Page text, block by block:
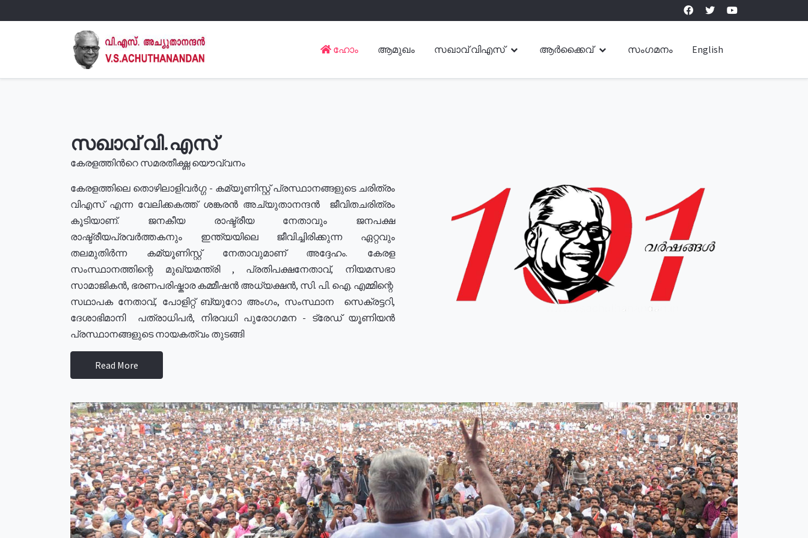
ഹോം ആമുഖം സഖാവ് വിഎസ് ആർക്കൈവ് സംഗമനം English
സഖാവ് വി.എസ്
കേരളത്തിൻറെ സമരതീക്ഷ്ണ യൌവ്വനം
കേരളത്തിലെ തൊഴിലാളിവർഗ്ഗ - കമ്യൂണിസ്റ്റ് പ്രസ്ഥാനങ്ങളുടെ ചരിത്രം
വിഎസ് എന്ന വേലിക്കകത്ത് ശങ്കരൻ അച്യുതാനന്ദൻ ജീവിതചരിത്രം
കൂടിയാണ്. ജനകീയ രാഷ്ട്രീയ നേതാവും ജനപക്ഷ
രാഷ്ട്രീയപ്രവർത്തകനും ഇന്ത്യയിലെ ജീവിച്ചിരിക്കുന്ന ഏറ്റവും
തലമുതിർന്ന കമ്യൂണിസ്റ്റ് നേതാവുമാണ് അദ്ദേഹം. കേരള
സംസ്ഥാനത്തിന്റെ മുഖ്യമന്ത്രി , പ്രതിപക്ഷനേതാവ്, നിയമസഭാ
സാമാജികൻ, ഭരണപരിഷ്കാര കമ്മീഷൻ അധ്യക്ഷൻ, സി. പി. ഐ. എമ്മിന്റെ
സഥാപക നേതാവ്, പോളിറ്റ് ബ്യുറോ അംഗം, സംസ്ഥാന സെക്രട്ടറി,
ദേശാഭിമാനി പത്രാധിപർ, നിരവധി പുരോഗമന - ട്രേഡ് യൂണിയൻ
പ്രസ്ഥാനങ്ങളുടെ നായകത്വം തുടങ്ങി
Read More